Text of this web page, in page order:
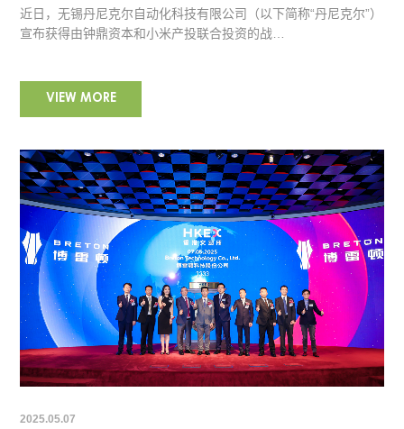
近日，无锡丹尼克尔自动化科技有限公司（以下简称“丹尼克尔”）
宣布获得由钟鼎资本和小米产投联合投资的战…
VIEW MORE
2025.05.07